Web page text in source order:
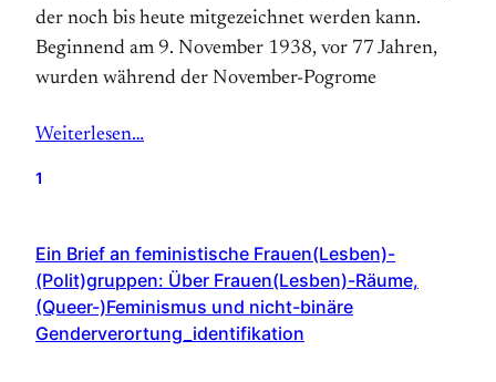
der noch bis heute mitgezeichnet werden kann.
Beginnend am 9. November 1938, vor 77 Jahren,
wurden während der November-Pogrome
Weiterlesen…
1
Ein Brief an feministische Frauen(Lesben)-
(Polit)gruppen: Über Frauen(Lesben)-Räume,
(Queer-)Feminismus und nicht-binäre
Genderverortung_identifikation